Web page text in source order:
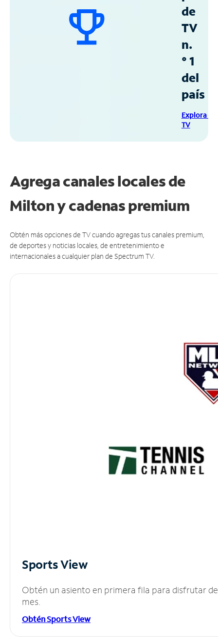
de
TV
n.
° 1
del
país
Explora
TV
Agrega canales locales de
Milton y cadenas premium
Obtén más opciones de TV cuando agregas tus canales premium,
de deportes y noticias locales, de entretenimiento e
internacionales a cualquier plan de Spectrum TV.
Sports View
Obtén un asiento en primera fila para disfrutar
mes.
Obtén Sports View